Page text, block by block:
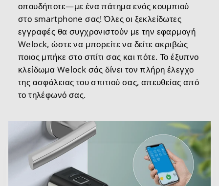
οπουδήποτε—με ένα πάτημα ενός κουμπιού
στο smartphone σας! Όλες οι ξεκλείδωτες
εγγραφές θα συγχρονιστούν με την εφαρμογή
Welock, ώστε να μπορείτε να δείτε ακριβώς
ποιος μπήκε στο σπίτι σας και πότε. Το έξυπνο
κλείδωμα Welock σάς δίνει τον πλήρη έλεγχο
της ασφάλειας του σπιτιού σας, απευθείας από
το τηλέφωνό σας.